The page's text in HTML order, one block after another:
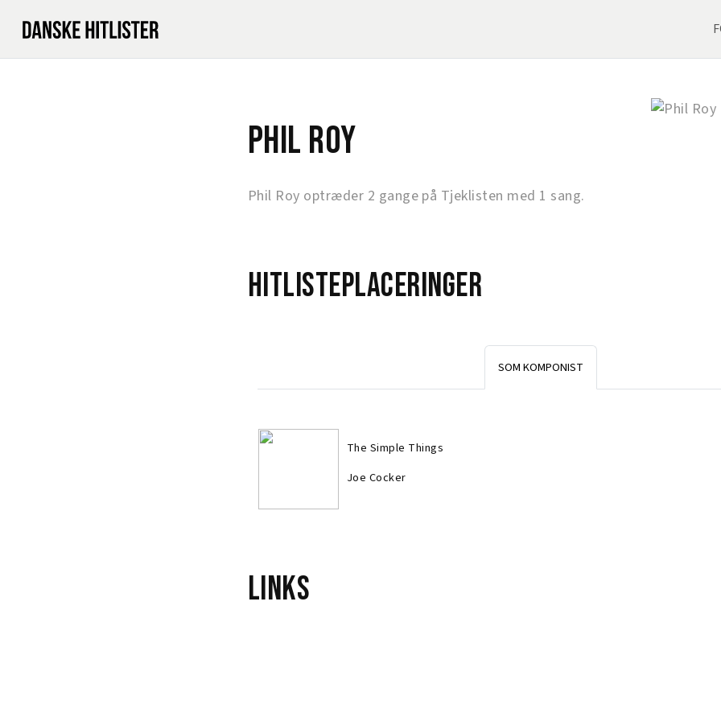
Phil Roy
Phil Roy optræder 2 gange på Tjeklisten med 1 sang.
Hitlisteplaceringer
SOM KOMPONIST
The Simple Things
Joe Cocker
Links